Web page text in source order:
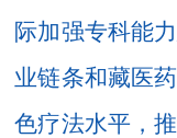
际加强专科能
业链条和藏医
色疗法水平，